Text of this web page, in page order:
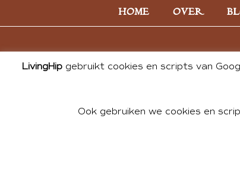
HOME OVER
© 2026 ALL PHOTOS &
LivingHip gebruikt cookies en scripts van
Ook gebruiken we cookies en